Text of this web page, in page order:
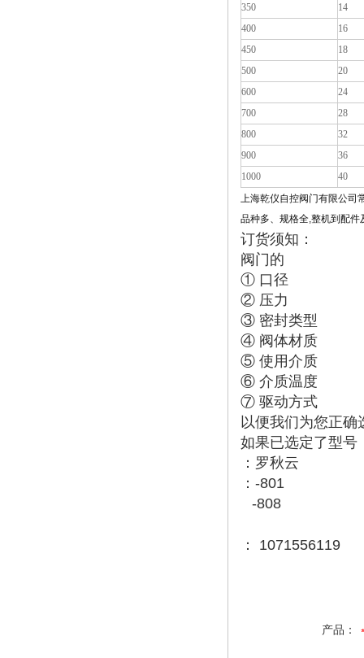
350
14
400
16
450
18
500
20
600
24
700
28
800
32
900
36
1000
40
上海乾仪自控阀门有限公司
品种多、规格全 整机到配件
订货须知：
阀门的
① 口径
② 压力
③ 密封类型
④ 阀体材质
⑤ 使用介质
⑥ 介质温度
⑦ 驱动方式
以便我们为您正
如果已选定了型号
：罗秋云
：-801
-808
： 1071556119
产品：